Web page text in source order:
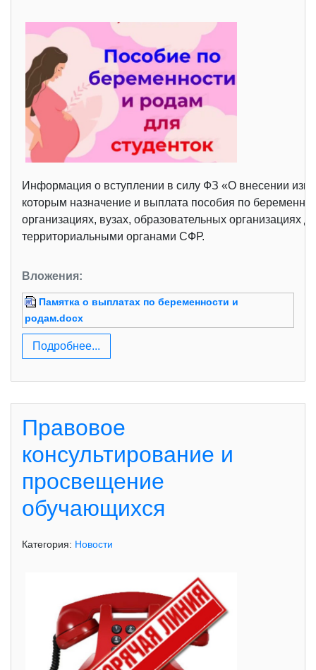
Информация о вступлении в силу ФЗ «О внесении
которым назначение и выплата пособия по
организациях, вузах, образовательных организациях
территориальными органами СФР.
Вложения:
Памятка о выплатах по беременности и
родам.docx
Подробнее...
Правовое
консультирование и
просвещение
обучающихся
Категория: Новости